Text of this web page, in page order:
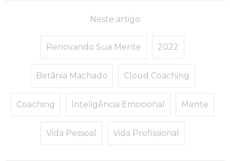
Neste artigo
Renovando Sua Mente 2022
Betânia Machado Cloud Coaching
Coaching Inteligência Emocional Mente
Vida Pessoal Vida Profissional